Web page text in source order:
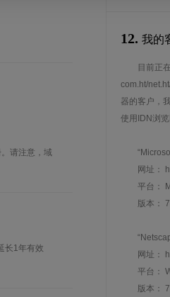
请注意，域
长1年有效
12. 我的
目前正
com.ht/
器的客户，
使用IDN浏
网址：
平台：
版本：
网址：
平台：
版本：